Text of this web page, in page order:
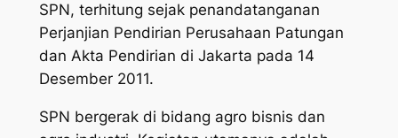
SPN, terhitung sejak penandatanganan
Perjanjian Pendirian Perusahaan Patungan
dan Akta Pendirian di Jakarta pada 14
Desember 2011.
SPN bergerak di bidang agro bisnis dan